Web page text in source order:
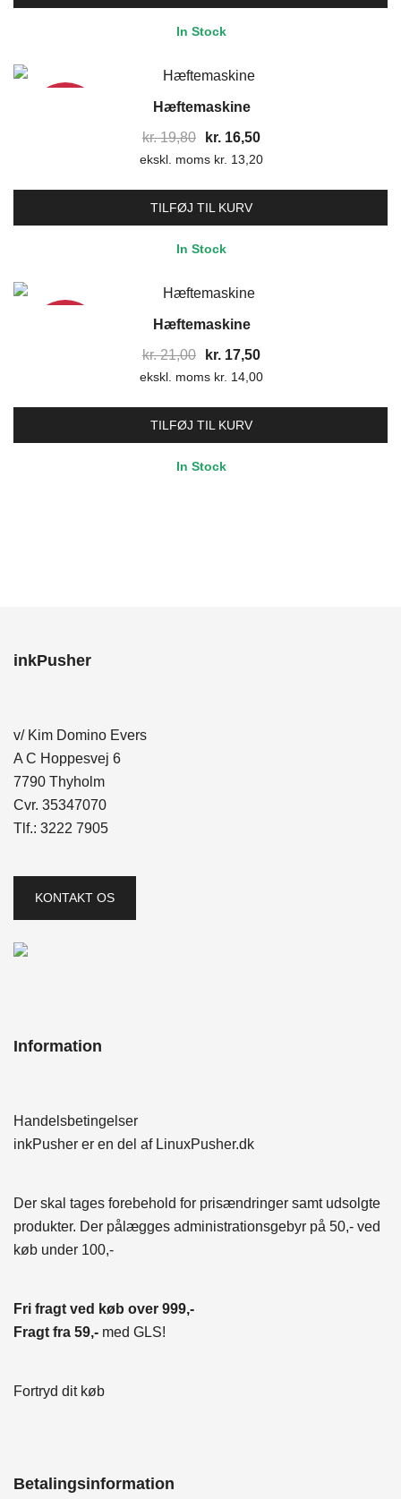
kr. 18,00.kr. 15,00.
In Stock
Hæftemaskine
kr.19,80
Den
oprindelige
var:
kr. 19,80.
kr. 16,50Den
aktuelle
kr. 16,50.
ekskl. moms kr. 13,20
TILFØJ TIL KURV
In Stock
Hæftemaskine
kr.21,00
Den
oprindelige
var:
kr. 21,00.
kr. 17,50Den
aktuelle
kr. 17,50.
ekskl. moms kr. 14,00
TILFØJ TIL KURV
In Stock
inkPusher
v/ Kim Domino Evers
A C Hoppesvej 6
7790 Thyholm
Cvr. 35347070
Tlf.: 3222 7905
KONTAKT OS
Information
Handelsbetingelser
inkPusher er en del af LinuxPusher.dk
Der skal tages forebehold for prisændringer samt udsolgte
produkter. Der pålægges administrationsgebyr på 50,- ved
køb under 100,-
Fri fragt ved køb over 999,-
Fragt fra 59,- med GLS!
Fortryd dit køb
Betalingsinformation